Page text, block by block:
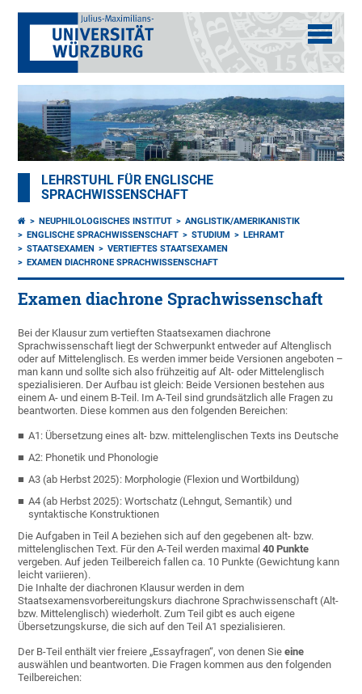
LEHRSTUHL FÜR ENGLISCHE
SPRACHWISSENSCHAFT
NEUPHILOLOGISCHES INSTITUT
ANGLISTIK/AMERIKANISTIK
ENGLISCHE SPRACHWISSENSCHAFT
STUDIUM
LEHRAMT
STAATSEXAMEN
VERTIEFTES STAATSEXAMEN
EXAMEN DIACHRONE SPRACHWISSENSCHAFT
Examen diachrone Sprachwissenschaft
Bei der Klausur zum vertieften Staatsexamen diachrone
Sprachwissenschaft liegt der Schwerpunkt entweder auf Altenglisch
oder auf Mittelenglisch. Es werden immer beide Versionen angeboten –
man kann und sollte sich also frühzeitig auf Alt- oder Mittelenglisch
spezialisieren. Der Aufbau ist gleich: Beide Versionen bestehen aus
einem A- und einem B-Teil. Im A-Teil sind grundsätzlich alle Fragen zu
beantworten. Diese kommen aus den folgenden Bereichen:
A1: Übersetzung eines alt- bzw. mittelenglischen Texts ins Deutsche
A2: Phonetik und Phonologie
A3 (ab Herbst 2025): Morphologie (Flexion und Wortbildung)
A4 (ab Herbst 2025): Wortschatz (Lehngut, Semantik) und
syntaktische Konstruktionen
Die Aufgaben in Teil A beziehen sich auf den gegebenen alt- bzw.
mittelenglischen Text. Für den A-Teil werden maximal40 Punkte
vergeben. Auf jeden Teilbereich fallen ca. 10 Punkte (Gewichtung kann
leicht variieren).
Die Inhalte der diachronen Klausur werden in dem
Staatsexamensvorbereitungskurs diachrone Sprachwissenschaft (Alt-
bzw. Mittelenglisch) wiederholt. Zum Teil gibt es auch eigene
Übersetzungskurse, die sich auf den Teil A1 spezialisieren.
Der B-Teil enthält vier freiere „Essayfragen“, von denen Sieeine
auswählen und beantworten. Die Fragen kommen aus den folgenden
Teilbereichen: